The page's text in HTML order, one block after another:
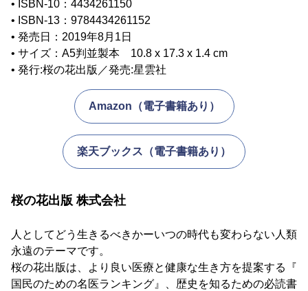
• ISBN-10：4434261150
• ISBN-13：9784434261152
• 発売日：2019年8月1日
• サイズ：A5判並製本 10.8 x 17.3 x 1.4 cm
• 発行:桜の花出版／発売:星雲社
Amazon（電子書籍あり）
楽天ブックス（電子書籍あり）
桜の花出版 株式会社
人としてどう生きるべきかーいつの時代も変わらない人類
永遠のテーマです。
桜の花出版は、より良い医療と健康な生き方を提案する『
国民のための名医ランキング』、歴史を知るための必読書